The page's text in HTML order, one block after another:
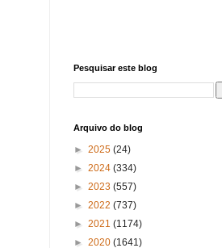
Pesquisar este blog
Arquivo do blog
► 2025 (24)
► 2024 (334)
► 2023 (557)
► 2022 (737)
► 2021 (1174)
► 2020 (1641)